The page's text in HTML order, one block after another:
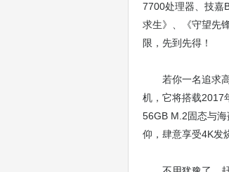
7700处理器、技嘉
求生》、《守望先
限，先到先得！
若你一名追求
机，它将搭载2017
56GB M.2固态与
仰，肆意享受4K发